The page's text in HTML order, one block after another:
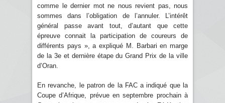
comme le dernier mot ne nous revient pas, nous
sommes dans l’obligation de l’annuler. L’intérêt
général passe avant tout, d’autant que cette
épreuve connait la participation de coureurs de
différents pays », a expliqué M. Barbari en marge
de la 3e et dernière étape du Grand Prix de la ville
d’Oran.
En revanche, le patron de la FAC a indiqué que la
Coupe d’Afrique, prévue en septembre prochain à